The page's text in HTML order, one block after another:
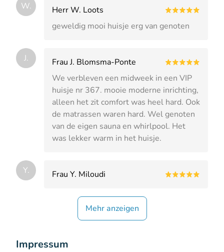
W.
Herr W. Loots
geweldig mooi huisje erg van genoten
J.
Frau J. Blomsma-Ponte
We verbleven een midweek in een VIP
huisje nr 367. mooie moderne inrichting,
alleen het zit comfort was heel hard. Ook
de matrassen waren hard. Wel genoten
van de eigen sauna en whirlpool. Het
was lekker warm in het huisje.
Y. Frau Y. Miloudi
Mehr anzeigen
Impressum